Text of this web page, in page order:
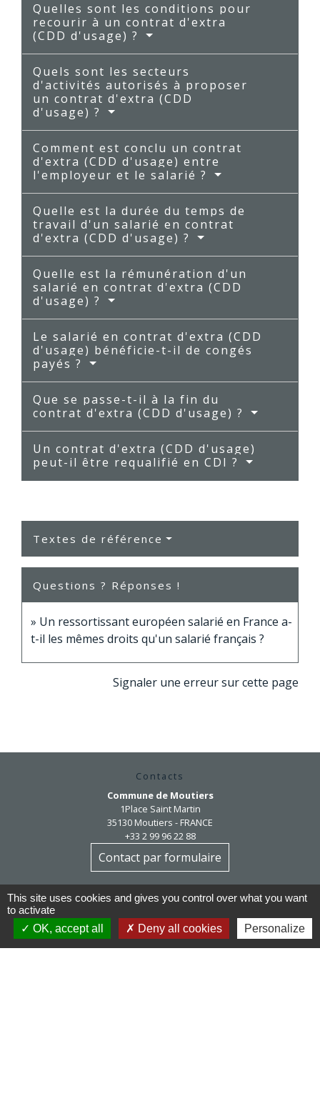
Quelles sont les conditions pour
recourir à un contrat d'extra
(CDD d'usage) ?
Quels sont les secteurs
d'activités autorisés à proposer
un contrat d'extra (CDD
d'usage) ?
Comment est conclu un contrat
d'extra (CDD d'usage) entre
l'employeur et le salarié ?
Quelle est la durée du temps de
travail d'un salarié en contrat
d'extra (CDD d'usage) ?
Quelle est la rémunération d'un
salarié en contrat d'extra (CDD
d'usage) ?
Le salarié en contrat d'extra (CDD
d'usage) bénéficie-t-il de congés
payés ?
Que se passe-t-il à la fin du
contrat d'extra (CDD d'usage) ?
Un contrat d'extra (CDD d'usage)
peut-il être requalifié en CDI ?
Textes de référence
Questions ? Réponses !
Un ressortissant européen salarié en France a-
t-il les mêmes droits qu'un salarié français ?
Signaler une erreur sur cette page
Contacts
Commune de Moutiers
1Place Saint Martin
35130 Moutiers - FRANCE
+33 2 99 96 22 88
Contact par formulaire
Horaires d'ouverture
Après-midi et samedi matin sur rendez-vous
mairie@moutiers.bzh
This site uses cookies and gives you control over what you want
to activate
OK, accept all
Deny all cookies Personalize